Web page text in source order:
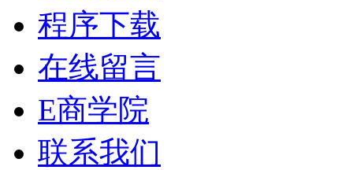
程序下载
在线留言
E商学院
联系我们